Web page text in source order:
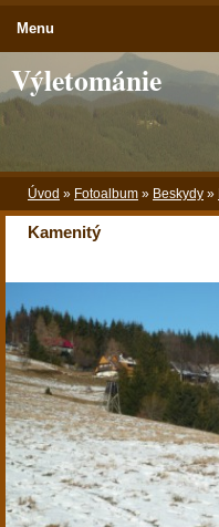
Výletománie
Úvod » Fotoalbum » Beskydy »
Kamenitý
Menu